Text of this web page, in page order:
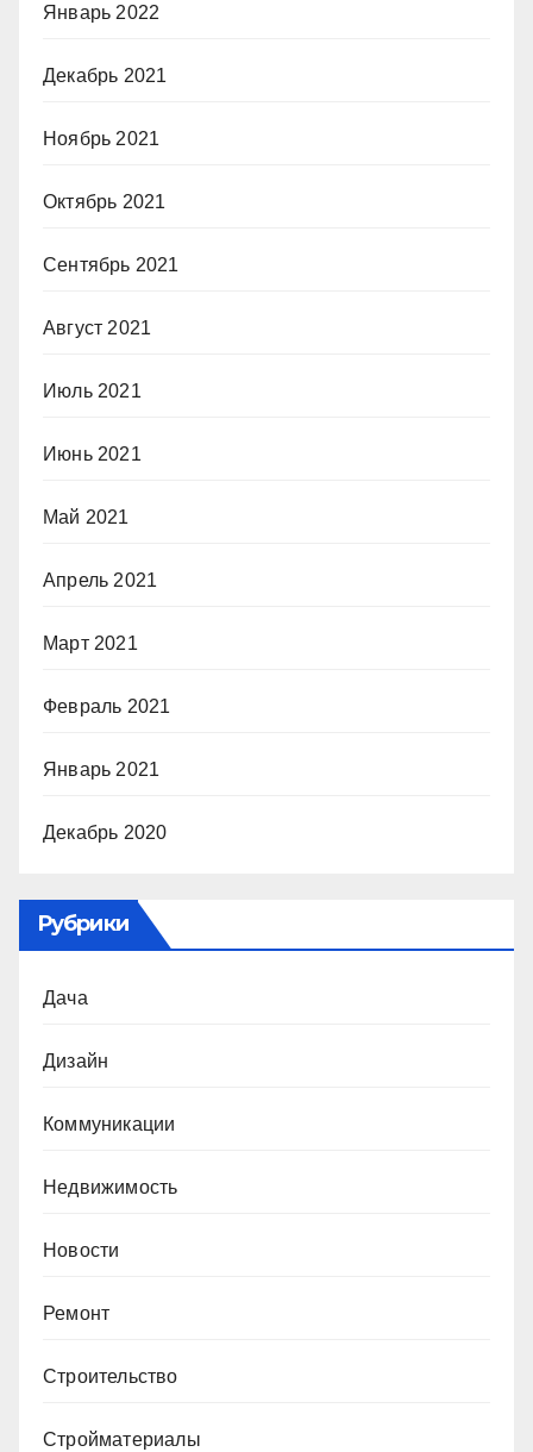
Январь 2022
Декабрь 2021
Ноябрь 2021
Октябрь 2021
Сентябрь 2021
Август 2021
Июль 2021
Июнь 2021
Май 2021
Апрель 2021
Март 2021
Февраль 2021
Январь 2021
Декабрь 2020
Рубрики
Дача
Дизайн
Коммуникации
Недвижимость
Новости
Ремонт
Строительство
Стройматериалы